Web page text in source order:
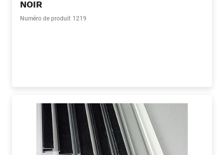
NOIR
Numéro de produit 1219